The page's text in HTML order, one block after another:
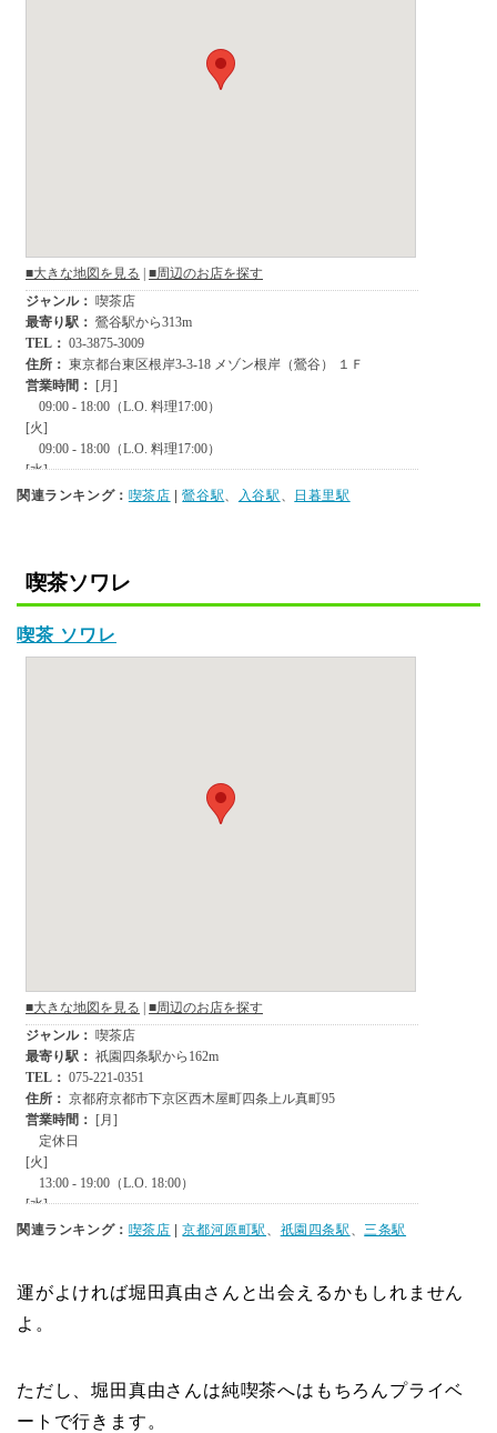
関連ランキング： 喫茶店 |鶯谷駅 入谷駅 日暮里駅
喫茶ソワレ
喫茶 ソワレ
関連ランキング： 喫茶店 |京都河原町駅 、 祇園四条駅 、三条駅
運がよければ堀田真由さんと出会えるかもしれません
よ。
ただし、堀田真由さんは純喫茶へはもちろんプライベ
ートで行きます。